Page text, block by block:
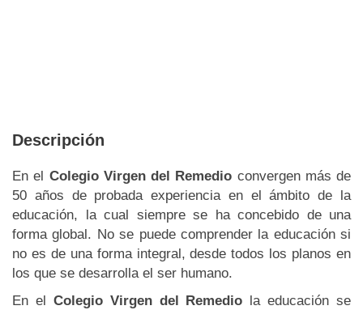
Descripción
En el Colegio Virgen del Remedio convergen más de
50 años de probada experiencia en el ámbito de la
educación, la cual siempre se ha concebido de una
forma global. No se puede comprender la educación si
no es de una forma integral, desde todos los planos en
los que se desarrolla el ser humano.
En el Colegio Virgen del Remedio la educación se